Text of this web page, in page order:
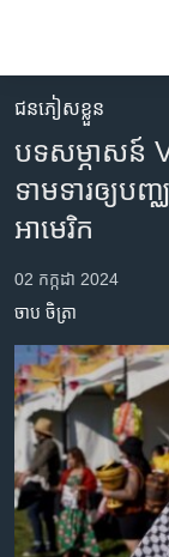
គេហទំព័រ​
រំលង​
និង​
ចូល​
ទំព័រ​
ព័ត៌មាន​​
ម្តង
រំលង​
និង​
ទៅ​
ទំព័រ​
រចនា
កម្ពុជា
អន្តរជាតិ
អាមេរិក
ហេឡូវីអូអេ
កម្ពុជាច្នៃប្រតិដ្ឋ
ព្រឹត្តិការណ៍ព័ត៌មាន
ទូរទស្សន៍ / វីដេអូ​
វិទ្យុ / ផតខាសថ៍
កម្មវិធីទាំងអស់
ជនភៀសខ្លួន
បទសម្ភាសន៍
ទាមទារ​ឲ្យ​ប
អាមេរិក
02 កក្កដា 2024
ចាប ចិត្រា
No